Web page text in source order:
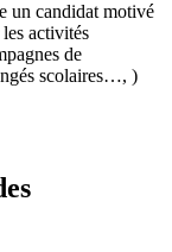
un candidat motivé
activités
de
scolaires…, )